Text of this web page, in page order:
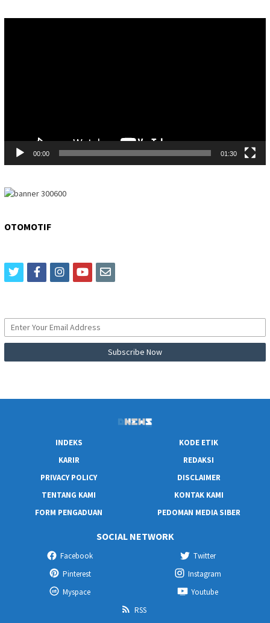
00:00 01:30
OTOMOTIF
twitterfacebookinstagram
youtubeemail
INDEKS
KODE ETIK
KARIR
REDAKSI
PRIVACY POLICY
DISCLAIMER
TENTANG KAMI
KONTAK KAMI
FORM PENGADUAN
PEDOMAN MEDIA SIBER
SOCIAL NETWORK
Facebook
Twitter
Pinterest
Instagram
Myspace
Youtube
RSS